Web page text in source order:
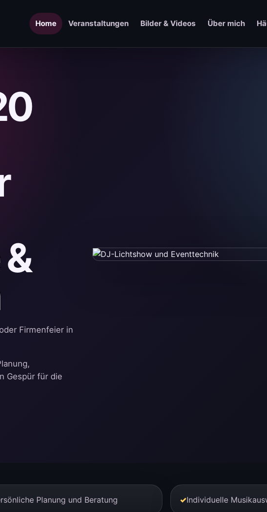
Home Veranstaltungen Bilder & Videos Über mich
Firmenfeier in
Gespür für die
Planung und Beratung ✓Individuelle